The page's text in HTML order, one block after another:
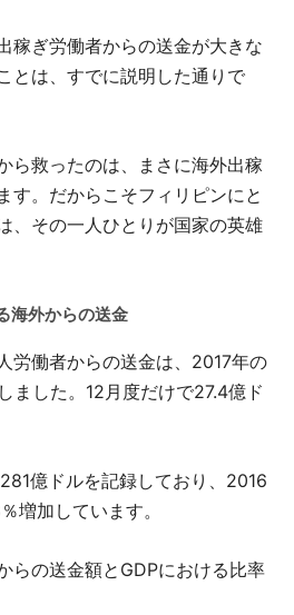
稼ぎ労働者からの送金が大きな
とは、すでに説明した通りで
ら救ったのは、まさに海外出稼
す。だからこそフィリピンにと
、その一人ひとりが国家の英雄
海外からの送金
労働者からの送金は、2017年の
ました。12月度だけで27.4億ド
億ドルを記録しており、2016
増加しています。
らの送金額とGDPにおける比率